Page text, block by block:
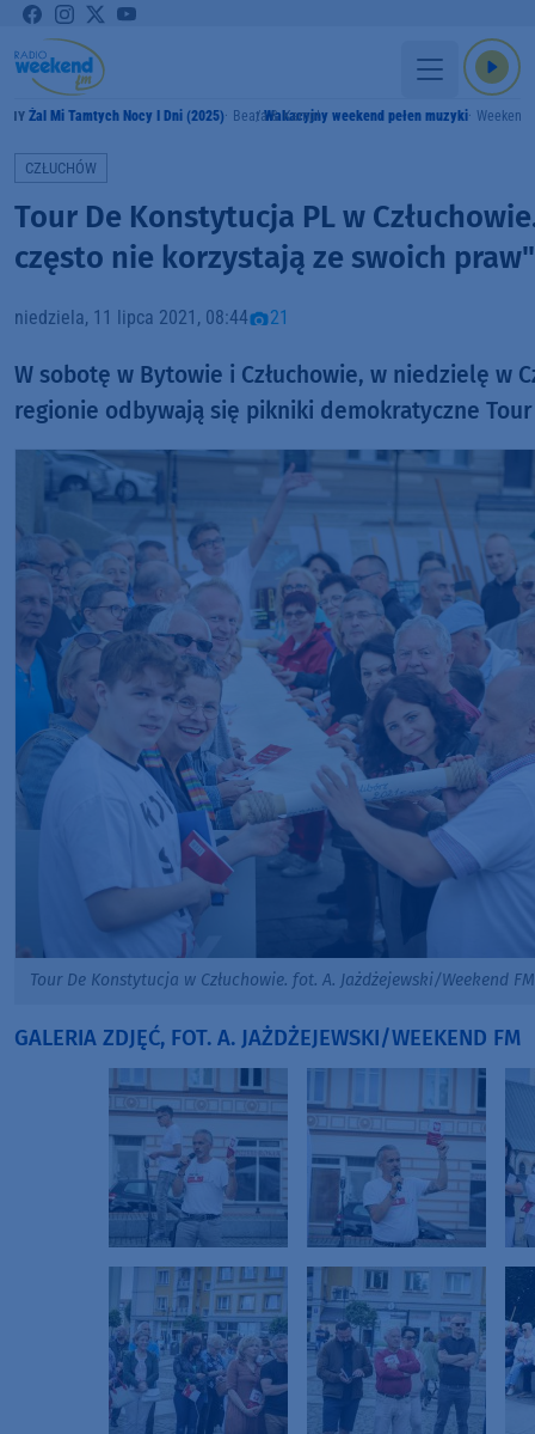
Żal Mi Tamtych Nocy I Dni (2025) Beata & Kamp!
Wakacyjny weekend pełen muzyki Weekend
CZŁUCHÓW
Tour De Konstytucja PL w
często nie korzystają ze swoich praw"
niedziela, 11 lipca 2021, 08:44 21
W sobotę w Bytowie i Człuchowie, w niedzielę w
regionie odbywają się pikniki demokratyczne
Tour De Konstytucja w Człuchowie. fot. A. Jażdżejewski/Weekend FM
GALERIA ZDJĘĆ, FOT. A. JAŻDŻEJEWSKI/WEEKEND FM